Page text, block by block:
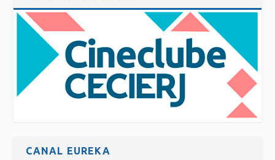
CANAL EUREKA